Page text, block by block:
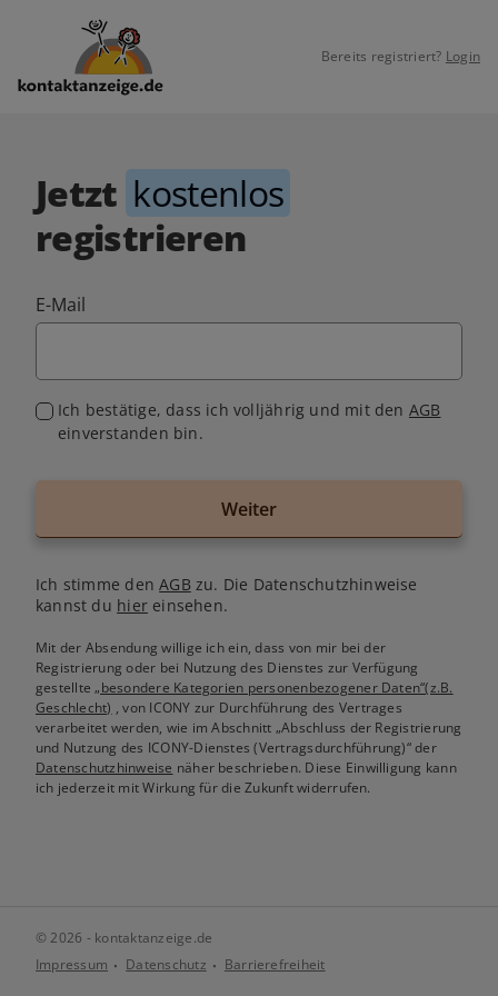
Bereits registriert? Login
Jetzt kostenlos
registrieren
E-Mail
Ich bestätige, dass ich volljährig und mit den AGB
einverstanden bin.
Weiter
Ich stimme denAGB zu. Die Datenschutzhinweise
kannst du hiereinsehen.
Mit der Absendung willige ich ein, dass von mir bei der
Registrierung oder bei Nutzung des Dienstes zur Verfügung
gestellte„besondere Kategorien personenbezogener Daten“(z.B.
Geschlecht) , von ICONY zur Durchführung des Vertrages
verarbeitet werden, wie im Abschnitt „Abschluss der Registrierung
und Nutzung des ICONY-Dienstes (Vertragsdurchführung)“ der
Datenschutzhinweise näher beschrieben. Diese Einwilligung kann
ich jederzeit mit Wirkung für die Zukunft widerrufen.
© 2026 - kontaktanzeige.de
Impressum
Datenschutz Barrierefreiheit